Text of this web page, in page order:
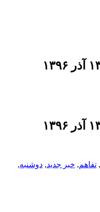
, تفاهم, خبر جدید, دوشنبه,